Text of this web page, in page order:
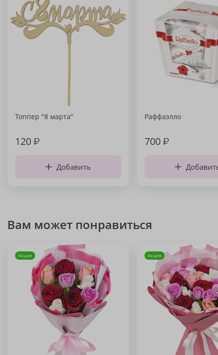
Топпер "8 марта"
120₽
Добавить
Раффаэлло
700₽
Вам может понравиться
Акция Акция